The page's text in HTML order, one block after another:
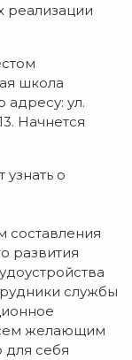
реализации
школа
адресу: ул.
Начнется
о
составления
развития
службы
желающим
себя